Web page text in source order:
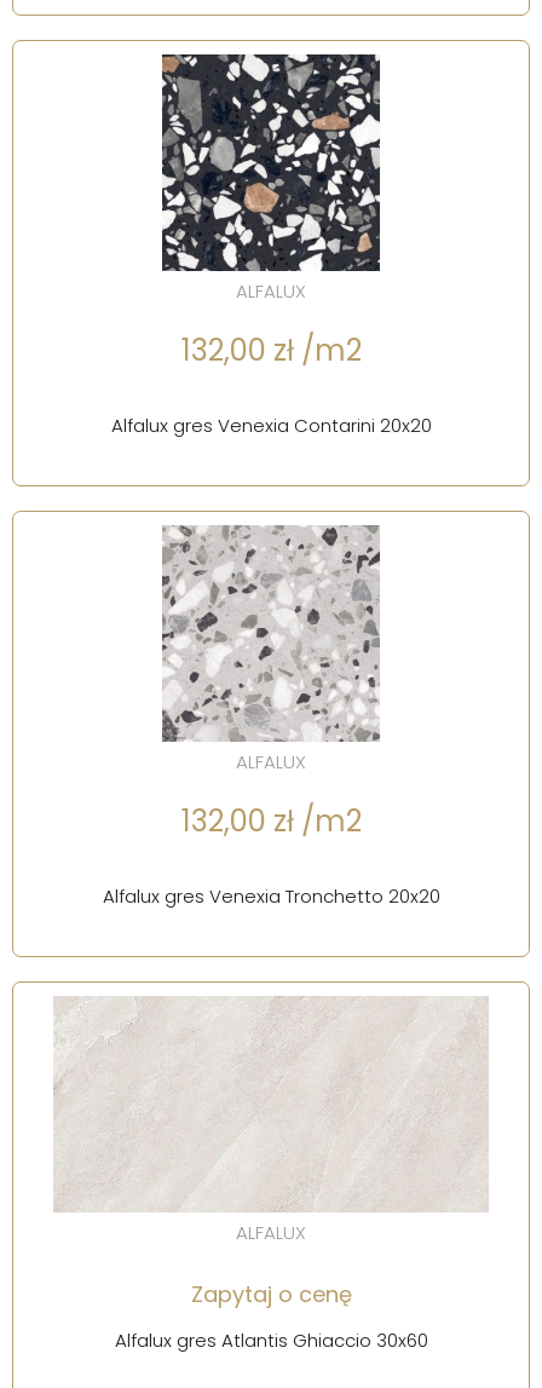
ALFALUX
132,00 zł /m2
Alfalux gres Venexia Contarini 20x20
ALFALUX
132,00 zł /m2
Alfalux gres Venexia Tronchetto 20x20
ALFALUX
Zapytaj o cenę
Alfalux gres Atlantis Ghiaccio 30x60